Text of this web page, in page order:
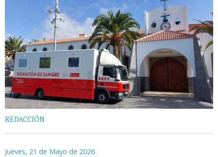
REDACCIÓN
Jueves, 21 de Mayo de 2026